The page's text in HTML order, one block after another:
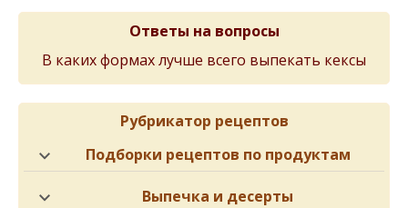
Ответы на вопросы
В каких формах лучше всего выпекать кексы
Рубрикатор рецептов
Подборки рецептов по продуктам
Выпечка и десерты